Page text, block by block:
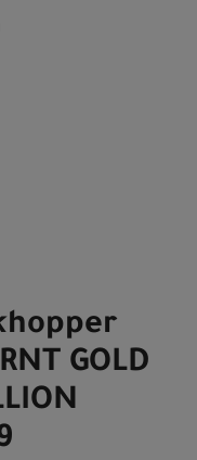
GOLD